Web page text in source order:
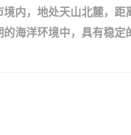
内，地处天山北麓，
海洋环境中，具有稳定